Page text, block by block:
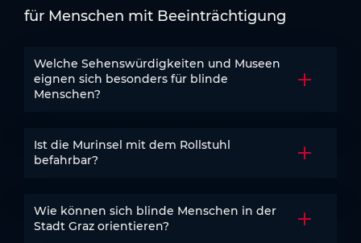
für Menschen mit Beeinträchtigung
Welche Sehenswürdigkeiten und Museen
eignen sich besonders für blinde
Menschen?
Ist die Murinsel mit dem Rollstuhl
befahrbar?
Wie können sich blinde Menschen in der
Stadt Graz orientieren?